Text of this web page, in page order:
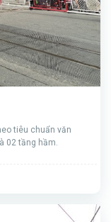
tiêu chuẩn văn
02 tầng hầm.